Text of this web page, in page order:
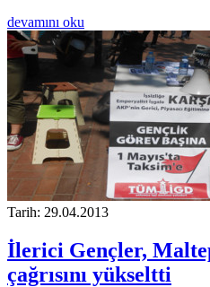
devamını oku
Tarih: 29.04.2013
İlerici Gençler,
çağrısını yükseltti